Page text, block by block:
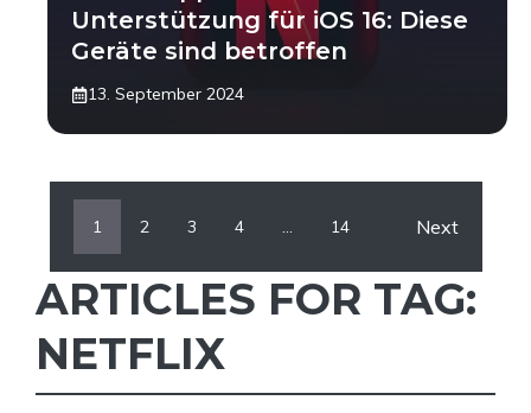
Unterstützung für iOS 16: Diese
Geräte sind betroffen
13. September 2024
1 2 3 4 … 14 Next
ARTICLES FOR TAG:
NETFLIX